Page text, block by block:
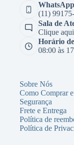
WhatsApp
(11)
Sala de
Clique aqui
Horário
08:00 às
Sobre Nós
Como Comprar
Segurança
Frete e Entrega
Política de
Política de